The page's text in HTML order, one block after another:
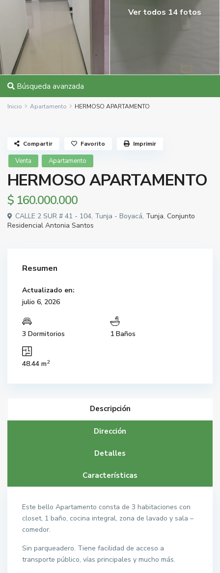
Ver todos 14 fotos
Búsqueda avanzada
Inicio Apartamento HERMOSO APARTAMENTO
Venta Apartamento
HERMOSO APARTAMENTO
$ 160.000.000
CALLE 2 SUR # 41 - 104, Tunja - Boyacá, Tunja, Conjunto
Residencial Antonia Santos
Compartir Favorito Imprimir
Resumen
Actualizado en:
julio 6, 2026
3 Dormitorios 1 Baños
48.44 m2
Descripción
Dirección
Detalles
Características
Este bello Apartamento consta de 3 habitaciones con
closet, 1 baño, cocina integral, zona de lavado y sala –
comedor.
Sin parqueadero. Tiene facilidad de acceso a
transporte público, vías principales y mucho más.